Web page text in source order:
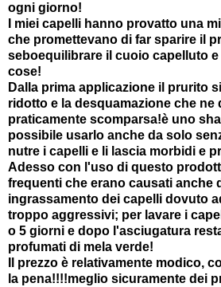
ogni giorno!
I miei capelli hanno provatto una
che promettevano di far sparire il
seboequilibrare il cuoio capelluto e
cose!
Dalla prima applicazione il prurito
ridotto e la desquamazione che ne
praticamente scomparsa!è uno
possibile usarlo anche da solo
nutre i capelli e li lascia morbidi e
Adesso con l'uso di questo
frequenti che erano causati anche
ingrassamento dei capelli dovuto
troppo aggressivi; per lavare i
o 5 giorni e dopo l'asciugatura
profumati di mela verde!
Il prezzo è relativamente modico,
la pena!!!!meglio sicuramente dei